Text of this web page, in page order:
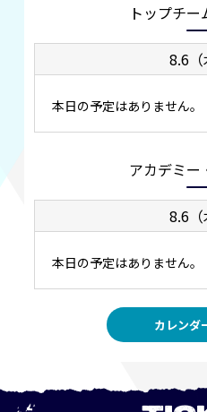
トップチ
8.6（
本日の予定はありません。
アカデミー
8.6（
本日の予定はありません。
カレンダ